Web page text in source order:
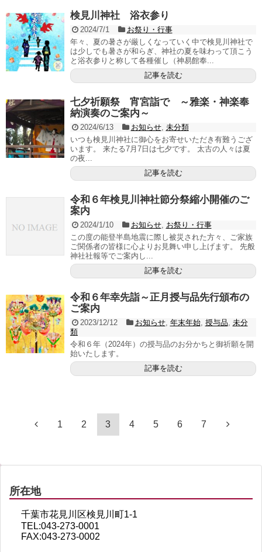
検見川神社 浴衣参り
2024/7/1
お祭り・行事
年々、夏の暑さが厳しくなっていく中で検見川神社で
は少しでも暑さが和らぎ、神社の夏を味わって頂こう
と浴衣参りと称して各種催し（神易館奉...
記事を読む
七夕祈願祭 宵宮詣で ～雅楽・神楽奉
納演奏のご案内～
2024/6/13 お知らせ, 未分類
いつも検見川神社に御心をお寄せいただき有難うござ
います。 来たる7月7日は七夕です。 太古の人々は夏
の夜...
記事を読む
令和６年検見川神社節分祭縮小開催のご
案内
2024/1/10 お知らせ, お祭り・行事
この度の能登半島地震に際し被災された方々、ご家族
ご関係者の皆様に心よりお見舞い申し上げます。 先般
神社社報等でご案内し...
記事を読む
令和６年幸先詣～正月授与品先行頒布の
ご案内
2023/12/12 お知らせ, 年末年始, 授与品 未分
類
令和６年（2024年）の授与品のお分かちと御祈願を開
始いたします。
記事を読む
1 2 3 4 5 6 7
所在地
千葉市花見川区検見川町1-1
TEL:043-273-0001
FAX:043-273-0002